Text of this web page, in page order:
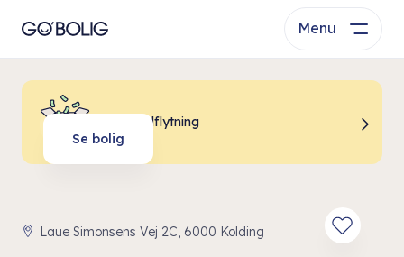
Menu
Billig indflytning
Se bolig
Laue Simonsens Vej 2C, 6000 Kolding